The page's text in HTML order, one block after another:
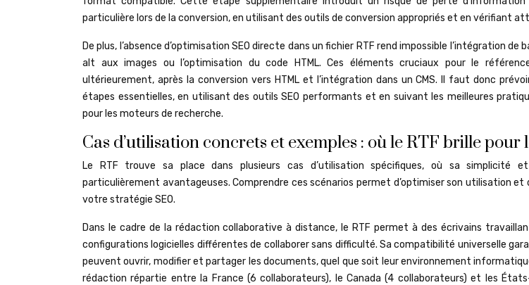
particulière lors de la conversion, en utilisant des outils de conversion appropriés et en vérifiant
De plus, l’absence d’optimisation SEO directe dans un fichier RTF rend impossible l’intégration de
alt aux images ou l’optimisation du code HTML. Ces éléments cruciaux pour le
ultérieurement, après la conversion vers HTML et l’intégration dans un CMS. Il faut donc
étapes essentielles, en utilisant des outils SEO performants et en suivant les meilleures
pour les moteurs de recherche.
Cas d’utilisation concrets et exemples : où le RTF brille pour
Le RTF trouve sa place dans plusieurs cas d’utilisation spécifiques, où sa simplicité
particulièrement avantageuses. Comprendre ces scénarios permet d’optimiser son utilisation et
votre stratégie SEO.
Dans le cadre de la rédaction collaborative à distance, le RTF permet à des écrivains
configurations logicielles différentes de collaborer sans difficulté. Sa compatibilité universelle
peuvent ouvrir, modifier et partager les documents, quel que soit leur environnement
rédaction répartie entre la France (6 collaborateurs), le Canada (4 collaborateurs) et les